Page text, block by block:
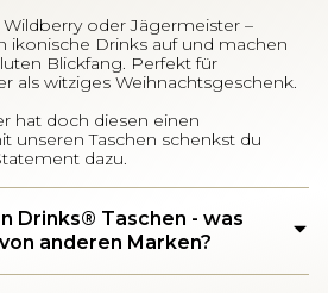
oder Jägermeister –
ikonische Drinks auf und machen
Blickfang. Perfekt für
als witziges Weihnachtsgeschenk.
hat doch diesen einen
unseren Taschen schenkst du
dazu.
Drinks®️ Taschen - was
anderen Marken?